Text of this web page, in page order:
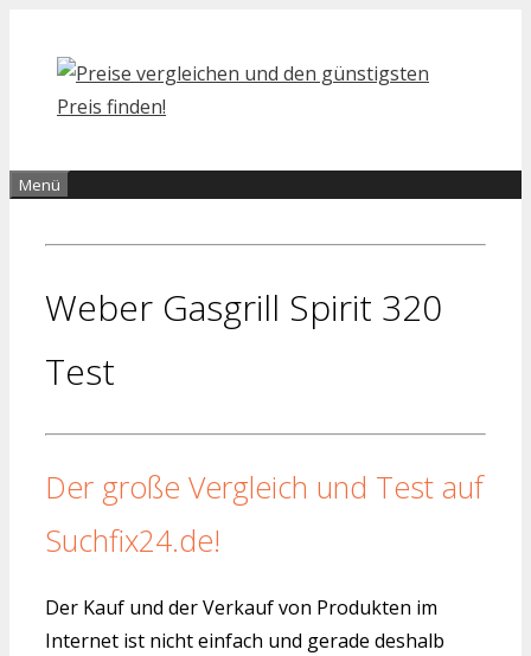
Inhalt
springen
Menü
Weber Gasgrill Spirit 320
Test
Der große Vergleich und Test auf
Suchfix24.de!
Der Kauf und der Verkauf von Produkten im
Internet ist nicht einfach und gerade deshalb